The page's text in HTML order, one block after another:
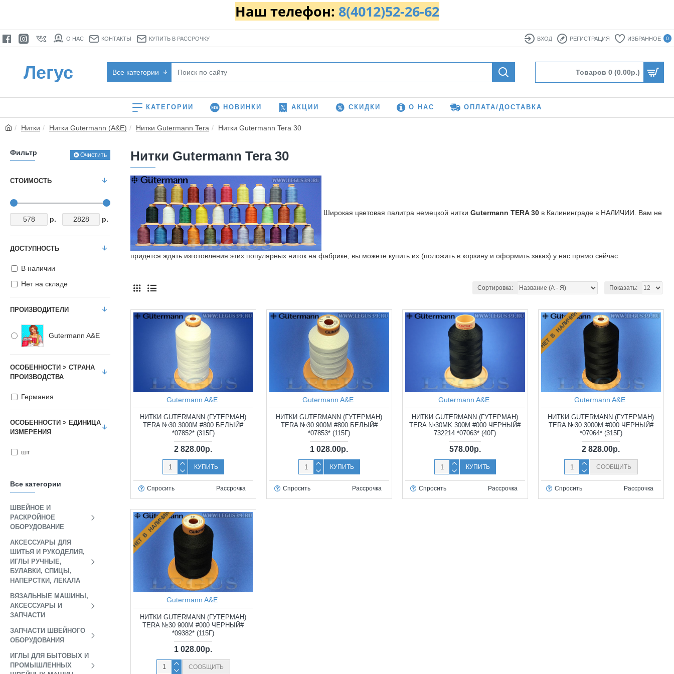
Наш телефон: 8(4012)52-26-62
О НАС КОНТАКТЫ КУПИТЬ В РАССРОЧКУ ВХОД РЕГИСТРАЦИЯ ИЗБРАННОЕ 0
Легус Все категории Товаров 0 (0.00р.)
КАТЕГОРИИ НОВИНКИ АКЦИИ СКИДКИ О НАС ОПЛАТА/ДОСТАВКА
Нитки Нитки Gutermann (A&E) Нитки Gutermann Tera Нитки Gutermann Tera 30
Фильтр Очистить
СТОИМОСТЬ
р. р.
ПРОИЗВОДИТЕЛИ
Gutermann A&E
ОСОБЕННОСТИ > СТРАНА
ПРОИЗВОДСТВА
Германия
ОСОБЕННОСТИ > ЕДИНИЦА
ИЗМЕРЕНИЯ
шт
ДОСТУПНОСТЬ
В наличии
Нет на складе
Все категории
ШВЕЙНОЕ И
РАСКРОЙНОЕ
ОБОРУДОВАНИЕ
АКСЕССУАРЫ ДЛЯ
ШИТЬЯ И РУКОДЕЛИЯ,
ИГЛЫ РУЧНЫЕ,
БУЛАВКИ, СПИЦЫ,
НАПЕРСТКИ, ЛЕКАЛА
ВЯЗАЛЬНЫЕ МАШИНЫ,
АКСЕССУАРЫ И
ЗАПЧАСТИ
ЗАПЧАСТИ ШВЕЙНОГО
ОБОРУДОВАНИЯ
ИГЛЫ ДЛЯ БЫТОВЫХ И
ПРОМЫШЛЕННЫХ
Нитки Gutermann Tera 30
Широкая цветовая палитра немецкой нитки Gutermann TERA 30 в Калининграде в НАЛИЧИИ. Вам не
придется ждать изготовления этих популярных ниток на фабрике, вы можете купить их (положить в корзину и оформить заказ) у нас прямо сейчас.
Сортировка: Показать:
Gutermann A&E
НИТКИ GUTERMANN (ГУТЕРМАН)
TERA №30 3000М #800 БЕЛЫЙ#
*07852* (315Г)
2 828.00р.
КУПИТЬ
Спросить Рассрочка
Gutermann A&E
НИТКИ GUTERMANN (ГУТЕРМАН)
TERA №30 900М #800 БЕЛЫЙ#
*07853* (115Г)
1 028.00р.
КУПИТЬ
Спросить Рассрочка
Gutermann A&E
НИТКИ GUTERMANN (ГУТЕРМАН)
TERA №30MK 300М #000 ЧЕРНЫЙ#
732214 *07063* (40Г)
578.00р.
КУПИТЬ
Спросить Рассрочка
НЕТ В НАЛИЧИИ
Gutermann A&E
НИТКИ GUTERMANN (ГУТЕРМАН)
TERA №30 3000М #000 ЧЕРНЫЙ#
*07064* (315Г)
2 828.00р.
СООБЩИТЬ
Спросить Рассрочка
НЕТ В НАЛИЧИИ
Gutermann A&E
НИТКИ GUTERMANN (ГУТЕРМАН)
TERA №30 900М #000 ЧЕРНЫЙ#
*09382* (115Г)
1 028.00р.
СООБЩИТЬ